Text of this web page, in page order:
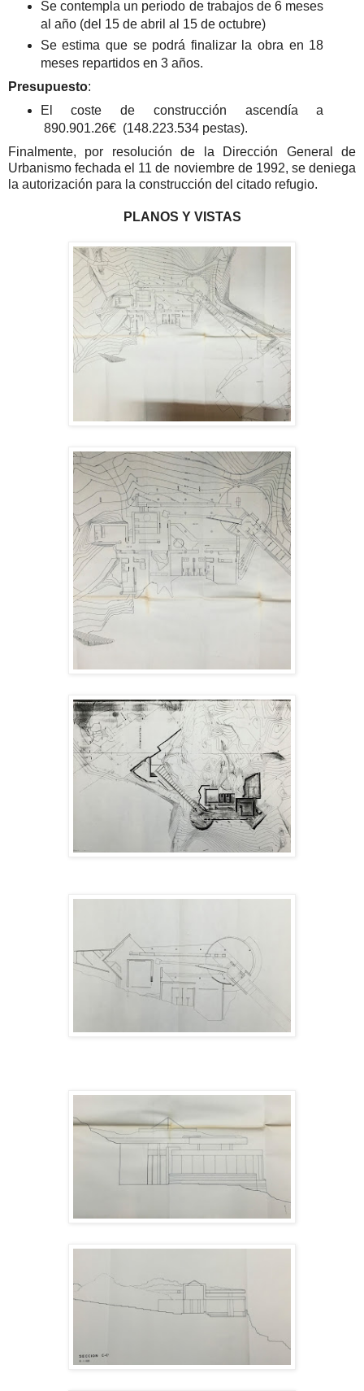
Se contempla un periodo de trabajos de 6 meses
al año (del 15 de abril al 15 de octubre)
Se estima que se podrá finalizar la obra en 18
meses repartidos en 3 años.
Presupuesto:
El coste de construcción ascendía a
890.901.26€ (148.223.534 pestas).
Finalmente, por resolución de la Dirección General de
Urbanismo fechada el 11 de noviembre de 1992, se deniega
la autorización para la construcción del citado refugio.
PLANOS Y VISTAS